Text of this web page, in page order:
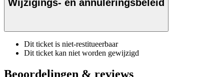
Wijzigings- en annuleringsbeleid
Dit ticket is niet-restitueerbaar
Dit ticket kan niet worden gewijzigd
Beoordelingen & reviews